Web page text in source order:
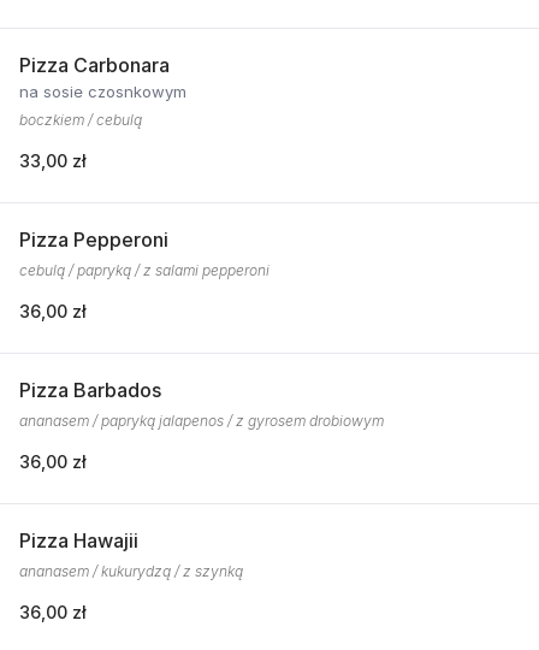
Pizza Carbonara
na sosie czosnkowym
boczkiem / cebulą
33,00 zł
Pizza Pepperoni
cebulą / papryką / z salami pepperoni
36,00 zł
Pizza Barbados
ananasem / papryką jalapenos / z gyrosem drobiowym
36,00 zł
Pizza Hawajii
ananasem / kukurydzą / z szynką
36,00 zł